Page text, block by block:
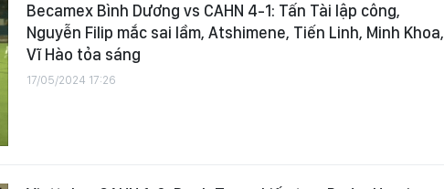
Becamex Bình Dương vs CAHN 4-1: Tấn Tài lập công,
Nguyễn Filip mắc sai lầm, Atshimene, Tiến Linh, Minh Khoa,
Vĩ Hào tỏa sáng
17/05/2024 17:26